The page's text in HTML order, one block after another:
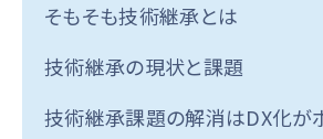
そもそも技術継承とは
技術継承の現状と課題
技術継承課題の解消はDX化が